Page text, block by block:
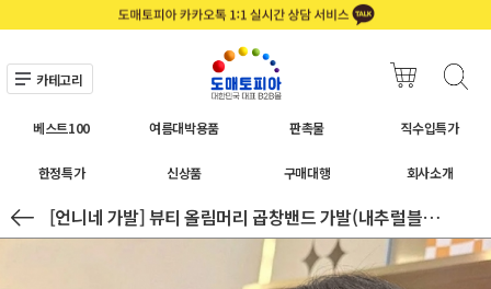
카테고리
베스트100 여름대박용품 판촉물 직수입특가
한정특가 신상품 구매대행 회사소개
[언니네 가발] 뷰티 올림머리 곱창밴드 가발(내추럴블랙)